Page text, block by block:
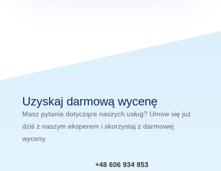
Uzyskaj darmową wycenę
Masz pytania dotyczące naszych usług? Umów się już
dziś z naszym eksperem i skorzystaj z darmowej
wyceny.
+48 606 934 853